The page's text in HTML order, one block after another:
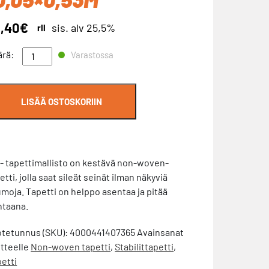
€ sis. alv 25,5%
rll
Varastossa
LISÄÄ OSTOSKORIIN
tapettimallisto on kestävä non-woven-
jolla saat sileät seinät ilman näkyviä
Tapetti on helppo asentaa ja pitää
(SKU):4000441407365 Avainsanat
Non-woven tapetti,Stabilittapetti,